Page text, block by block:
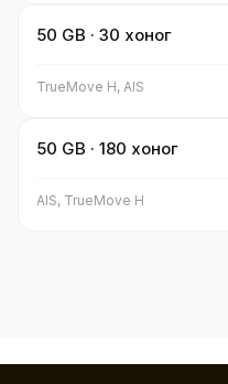
50 GB · 30 хоног
TrueMove H, AIS
50 GB · 180 хоног
AIS, TrueMove H